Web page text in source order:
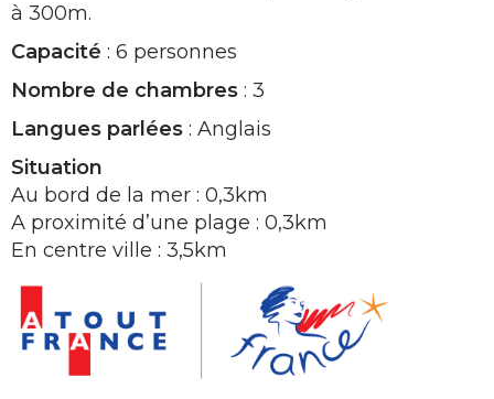
à 300m.
Capacité : 6 personnes
Nombre de chambres : 3
Langues parlées : Anglais
Situation
Au bord de la mer : 0,3km
A proximité d’une plage : 0,3km
En centre ville : 3,5km